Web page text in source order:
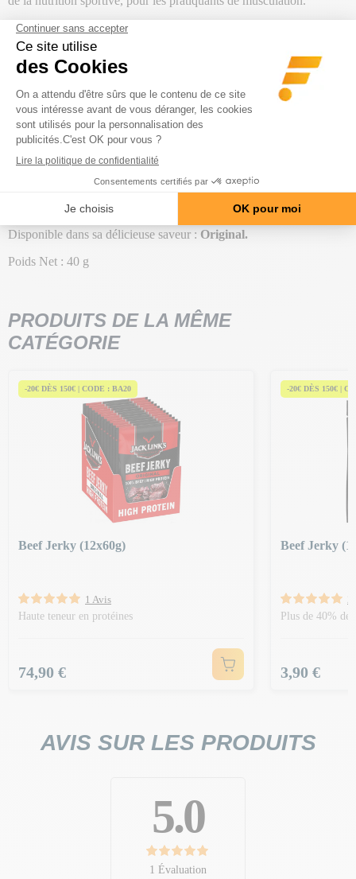
Un sachet de Beef Jerky 40 g représente un apport de protéines de
très haute qualité, avec
Cet encas est aussipauvre en graisses,
dont seulement 1,6 g par
sachet de 40 g. Tu pourras combler à tout moment, une petite faim
sans que cela ait un impact sur laperte de masse grasse.
Facile à emporter partout avec toi, format individuel hyper pratique
à glisser dans ton sac de sport.
Il est également le meilleur ami des régimes hyper protéinés, pour
tous ceux qui souhaitent augmenter leur apport en protéines
rapidement et facilement.
Disponible dans sa délicieuse saveur : Original.
Poids Net : 40 g
PRODUITS DE LA MÊME
CATÉGORIE
-20€ DÈS 150€ | CODE : BA20
Beef Jerky (12x60g)
1 Avis
Haute teneur en protéines
Prix
74,90 €
-20€ DÈS 150€ |
Beef Jerky
Plus de 40% de
Prix
3,90 €
AVIS SUR LES PRODUITS
5.0
1 Évaluation